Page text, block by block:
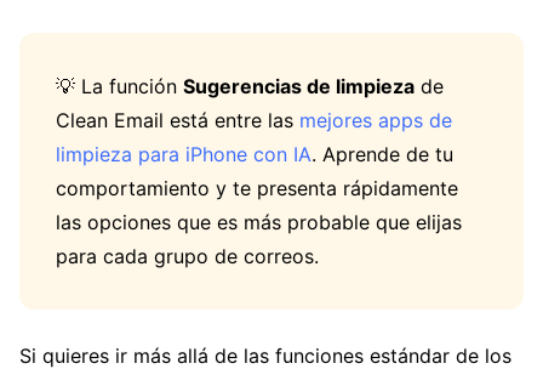
💡 La función Sugerencias de limpieza de
Clean Email está entre las mejores apps de
limpieza para iPhone con IA. Aprende de tu
comportamiento y te presenta rápidamente
las opciones que es más probable que elijas
para cada grupo de correos.
Si quieres ir más allá de las funciones estándar de los